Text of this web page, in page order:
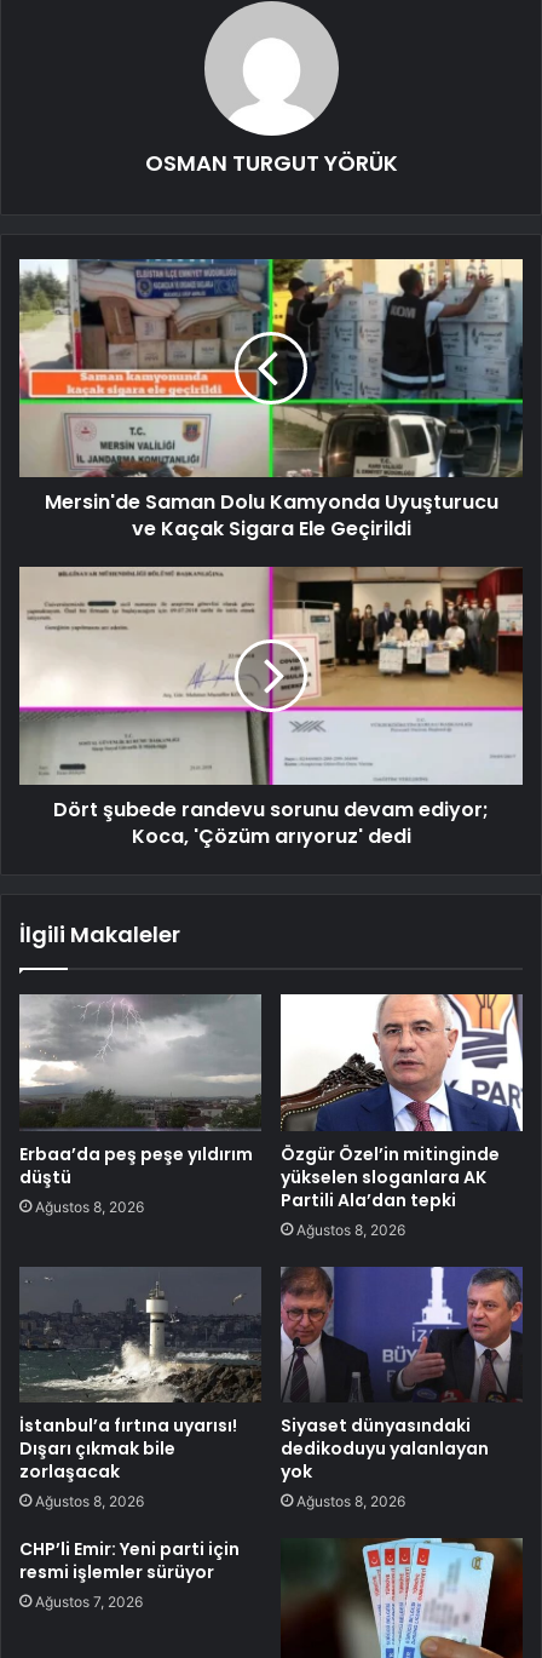
OSMAN TURGUT YÖRÜK
Mersin'de Saman Dolu Kamyonda Uyuşturucu
ve Kaçak Sigara Ele Geçirildi
Dört şubede randevu sorunu devam ediyor;
Koca, 'Çözüm arıyoruz' dedi
İlgili Makaleler
Erbaa’da peş peşe yıldırım
düştü
Ağustos 8, 2026
Özgür Özel’in mitinginde
yükselen sloganlara AK
Partili Ala’dan tepki
Ağustos 8, 2026
İstanbul’a fırtına uyarısı!
Dışarı çıkmak bile
zorlaşacak
Ağustos 8, 2026
Siyaset dünyasındaki
dedikoduyu yalanlayan
yok
Ağustos 8, 2026
CHP’li Emir: Yeni parti için
resmi işlemler sürüyor
Ağustos 7, 2026